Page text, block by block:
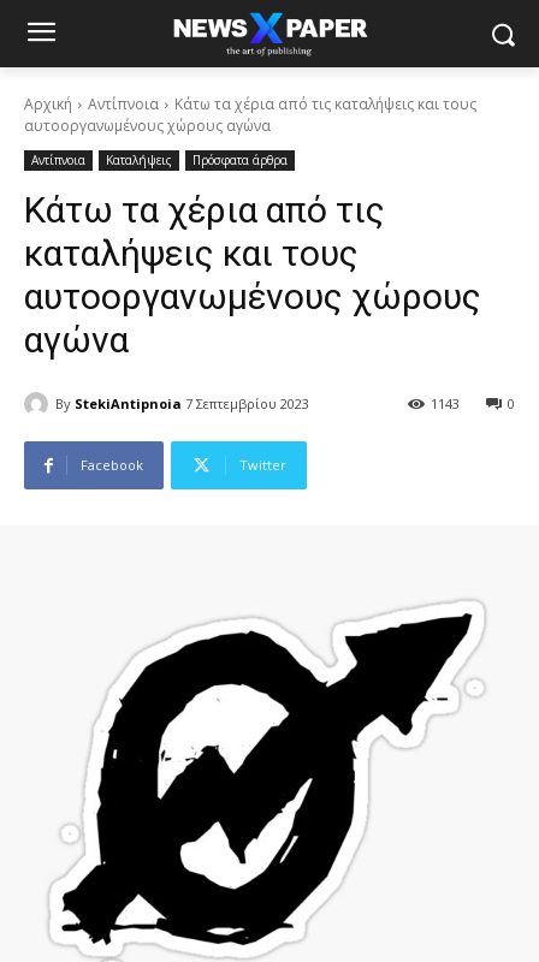
Αρχική Αντίπνοια
Κάτω τα χέρια από τις καταλήψεις και τους
αυτοοργανωμένους χώρους αγώνα
Αντίπνοια Καταλήψεις Πρόσφατα άρθρα
Κάτω τα χέρια από τις
καταλήψεις και τους
αυτοοργανωμένους χώρους
αγώνα
By StekiAntipnoia 7 Σεπτεμβρίου 2023 0
1143
Facebook Twitter